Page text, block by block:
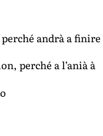
andrà a finire
perché a l’anià à